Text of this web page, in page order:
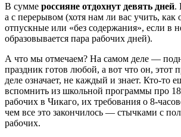
В сумме россияне отдохнут девять дней.
а с перерывом (хотя нам ли вас учить, как
отпускные или «без содержания», если в
образовывается пара рабочих дней).
А что мы отмечаем? На самом деле —
праздник готов любой, а вот что он, этот
деле означает, не каждый и знает. Кто-то
вспомнить из школьной программы про
рабочих в Чикаго, их требования о 8-
чем все это закончилось — стычками с
рабочих.